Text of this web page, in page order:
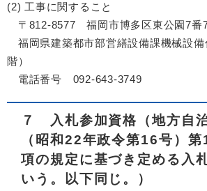
(2) 工事に関すること
〒812-8577 福岡市博多区東公園7番
福岡県建築都市部営繕設備課機械設備
階）
電話番号 092-643-3749
７ 入札参加資格（地方自
（昭和22年政令第16号）
項の規定に基づき定める入
いう。以下同じ。）